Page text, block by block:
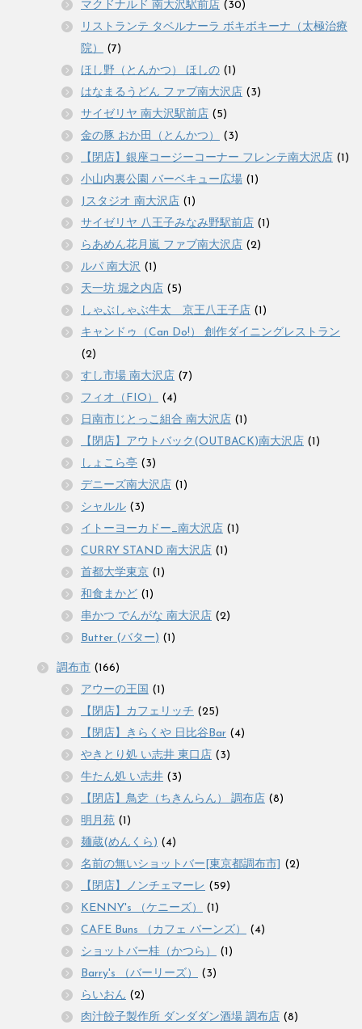
マクドナルド 南大沢駅前店 (30)
リストランテ タベルナーラ ボキボキーナ（太極治療
院）
(7)
ほし野（とんかつ） ほしの (1)
はなまるうどん ファブ南大沢店 (3)
サイゼリヤ 南大沢駅前店 (5)
金の豚 おか田（とんかつ）
(3)
【閉店】銀座コージーコーナー フレンテ南大沢店 (1)
小山内裏公園 バーベキュー広場 (1)
Jスタジオ 南大沢店 (1)
サイゼリヤ 八王子みなみ野駅前店 (1)
らあめん花月嵐 ファブ南大沢店 (2)
ルパ 南大沢 (1)
天一坊 堀之内店 (5)
しゃぶしゃぶ牛太 京王八王子店 (1)
キャンドゥ（Can Do!） 創作ダイニングレストラン
(2)
すし市場 南大沢店 (7)
フィオ（FIO）
(4)
日南市じとっこ組合 南大沢店 (1)
【閉店】アウトバック(OUTBACK)南大沢店 (1)
しょこら亭 (3)
デニーズ南大沢店 (1)
シャルル (3)
イトーヨーカドー_南大沢店 (1)
CURRY STAND 南大沢店 (1)
首都大学東京 (1)
和食まかど (1)
串かつ でんがな 南大沢店 (2)
Butter (バター) (1)
調布市 (166)
アウーの王国 (1)
【閉店】カフェリッチ (25)
【閉店】きらくや 日比谷Bar (4)
やきとり処 い志井 東口店 (3)
牛たん処 い志井 (3)
【閉店】鳥赱（ちきんらん） 調布店 (8)
明月苑 (1)
麺蔵(めんくら) (4)
名前の無いショットバー[東京都調布市]
(2)
【閉店】ノンチェマーレ (59)
KENNY's （ケニーズ）
(1)
CAFE Buns （カフェ バーンズ）
(4)
ショットバー桂（かつら）
(1)
Barry's （バーリーズ）
(3)
らいおん (2)
肉汁餃子製作所 ダンダダン酒場 調布店 (8)